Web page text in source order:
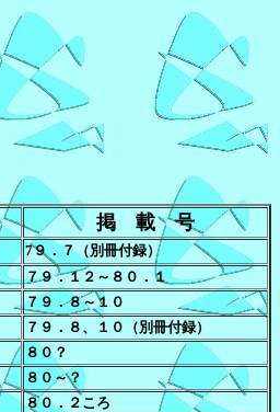
掲 載 号
7９．７（別冊付録）
７９．１２～８０．１
７９．８～１０
７９．８、１０（別冊付録）
８０？
８０～？
８０．２ころ